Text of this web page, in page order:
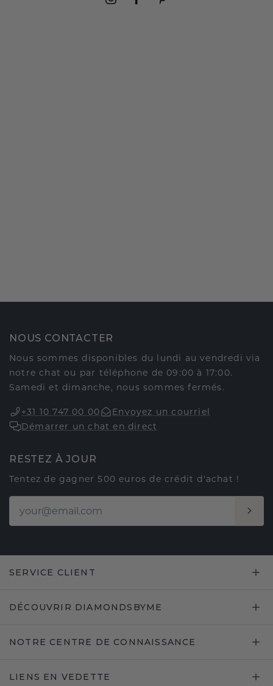
NOUS CONTACTER
Nous sommes disponibles du lundi au vendredi via
notre chat ou par téléphone de 09:00 à 17:00.
Samedi et dimanche, nous sommes fermés.
+31 10 747 00 00
Envoyez un courriel
Démarrer un chat en direct
RESTEZ À JOUR
Tentez de gagner 500 euros de crédit d'achat !
SERVICE CLIENT
DÉCOUVRIR DIAMONDSBYME
NOTRE CENTRE DE CONNAISSANCE
LIENS EN VEDETTE